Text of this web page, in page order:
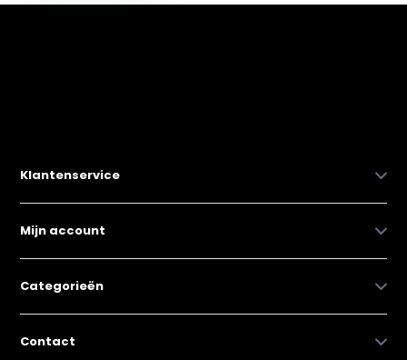
Klantenservice
Mijn account
Categorieën
Contact